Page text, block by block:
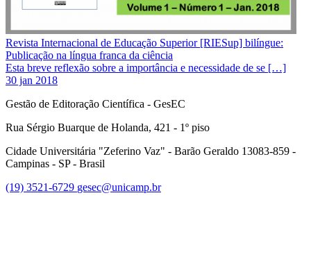
Revista Internacional de Educação Superior [RIESup] bilíngue:
Publicação na língua franca da ciência
Esta breve reflexão sobre a importância e necessidade de se […]
30 jan 2018
Gestão de Editoração Científica - GesEC
Rua Sérgio Buarque de Holanda, 421 - 1º piso
Cidade Universitária "Zeferino Vaz" - Barão Geraldo 13083-859 -
Campinas - SP - Brasil
(19) 3521-6729 gesec@unicamp.br